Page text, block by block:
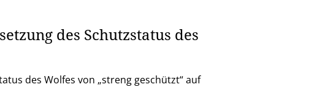
des Schutzstatus des
des Wolfes von „streng geschützt“ auf